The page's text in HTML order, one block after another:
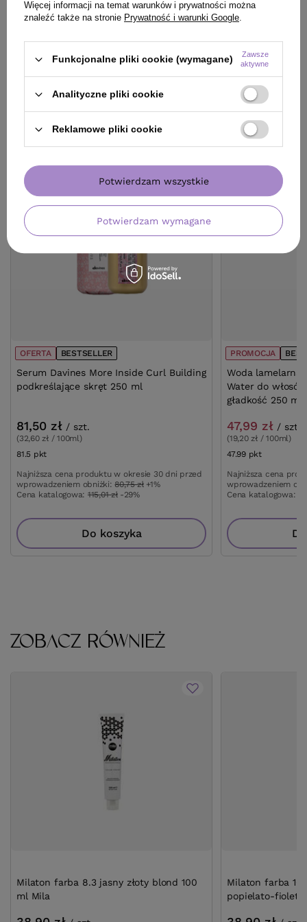
Zobacz zestaw
KLIENCI, KTÓRZY KUPILI TEN
PRODUKT KUPILI TAKŻE
OFERTA BESTSELLER
Serum Davines More Inside Curl Building
podkreślające skręt 250 ml
81,50 zł / szt.
(32,60 zł / 100ml)
81.5 pkt
Najniższa cena produktu w okresie 30 dni przed
wprowadzeniem obniżki:80,75 zł +1%
Cena katalogowa: 115,01 zł -29%
Do koszyka
PROMOCJA
Woda lamelarna
Water do
gładkość 250 ml
47,99 zł / szt.
(19,20 zł / 100ml)
47.99 pktpunktów
Najniższa cena
wprowadzeniem
Cena katalogowa:
ZOBACZ RÓWNIEŻ
Milaton farba 8.3 jasny złoty blond 100
ml Mila
Milaton farba
popielato-
Więcej informacji na temat warunków i prywatności można
znaleźć także na stronie Prywatność i warunki Google.
Funkcjonalne pliki cookie (wymagane)
Zawsze
aktywne
Analityczne pliki cookie
Reklamowe pliki cookie
Potwierdzam wymagane
Potwierdzam wszystkie